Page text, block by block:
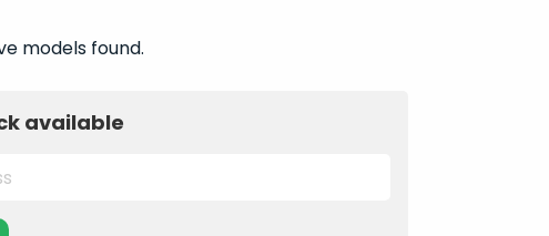
models found.
available